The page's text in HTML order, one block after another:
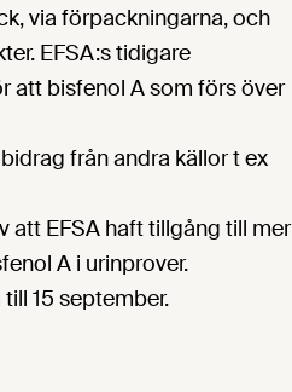
via förpackningarna, och
EFSA:s tidigare
att bisfenol A som förs över
från andra källor t ex
att EFSA haft tillgång till mer
A i urinprover.
15 september.